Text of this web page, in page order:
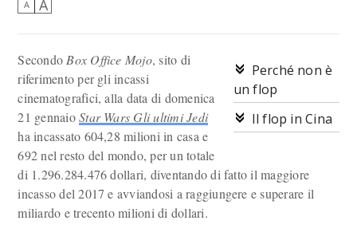
A A
Perché non è
un flop
Il flop in Cina
Secondo Box Office Mojo, sito di
riferimento per gli incassi
cinematografici, alla data di domenica
21 gennaioStar Wars Gli ultimi Jedi
ha incassato 604,28 milioni in casa e
692 nel resto del mondo, per un totale
di 1.296.284.476 dollari, diventando di fatto il maggiore
incasso del 2017 e avviandosi a raggiungere e superare il
miliardo e trecento milioni di dollari.